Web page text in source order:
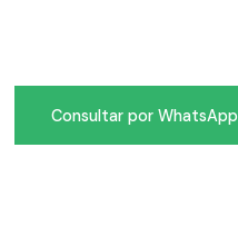
Consultar por WhatsApp